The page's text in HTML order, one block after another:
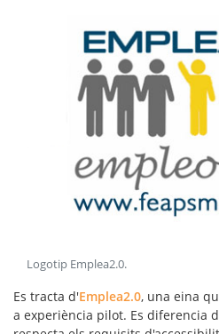
Logotip Emplea2.0.
Es tracta d'Emplea2.0, una eina
a experiència pilot. Es diferencia